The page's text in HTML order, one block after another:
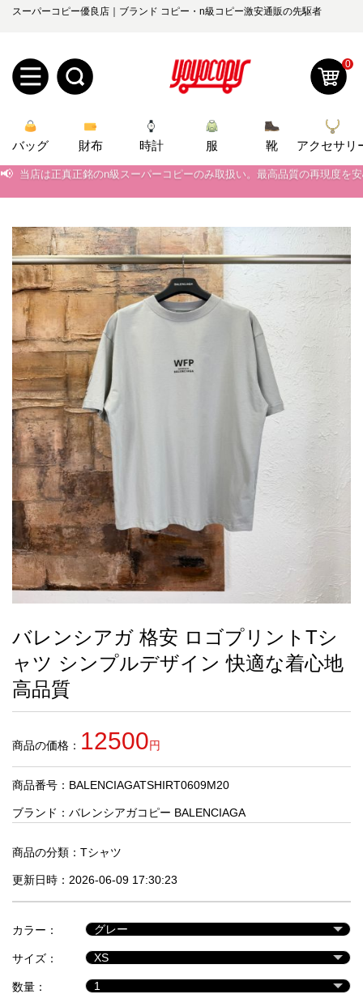
スーパーコピー優良店｜ブランド コピー・n級コピー激安通販の先駆者
規
ユ
ザ
ー
録
ロ
グ
ン
オ
ダ
ー
管
理
知
ら
せ
yoyocopys@gmail.com
2026人気特集
バッグ
財布
時計
服
ズボン
衣装セット
靴
住まい用品
アクセサリー
ベルト
スカーフ
アイフォーンケ
ース
小物
最
新
製
品
す
す
め
商
人
気
商
セ
ル
品
0
バッグ 財布 時計 服 靴 アクセサリ
📢 当店は正真正銘のn級スーパーコピーのみ取扱い。最高品質の再現度を
📢 当店は正真正銘のn級スーパーコピーのみ取扱い。最高品質の再現度を
📢 2026春の新作続々更新中！期間中のご注文でお得な割引をご利用いただ
新作入荷！ルイ・ヴィトンスーパーコピー バッグ最新モデルが登場。
バレンシアガ 格安 ロゴプリントTシ
ャツ シンプルデザイン 快適な着心地
高品質
商品の価格： 12500円
商品番号：BALENCIAGATSHIRT0609M20
ブランド： バレンシアガコピー BALENCIAGA
商品の分類： Tシャツ
更新日時：2026-06-09 17:30:23
カラー：
サイズ：
数量：